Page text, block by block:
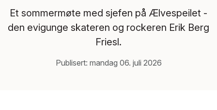
Et sommermøte med sjefen på Ælvespeilet -
den evigunge skateren og rockeren Erik Berg
Friesl.
Publisert: mandag 06. juli 2026